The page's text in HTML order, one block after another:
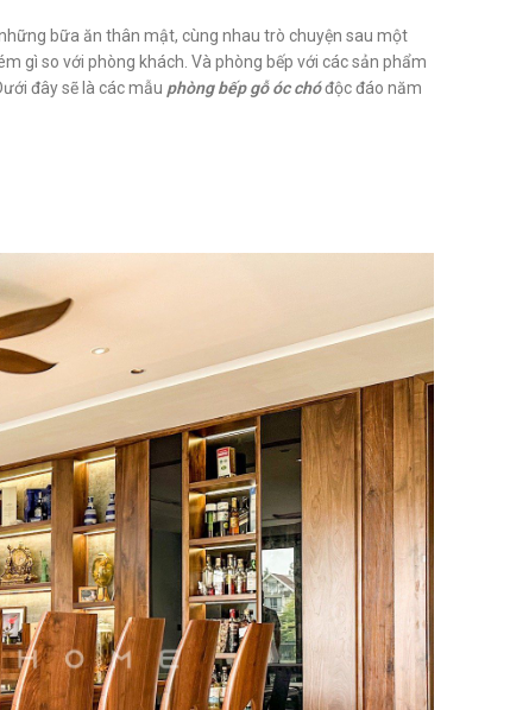
bữa ăn thân mật, cùng nhau trò chuyện sau một
gì so với phòng khách. Và phòng bếp với các sản phẩm
đây sẽ là các mẫu phòng bếp gỗ óc chóđộc đáo năm